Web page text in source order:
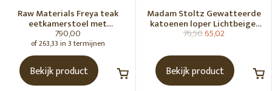
Raw Materials Freya teak
eetkamerstoel met
armleuning - Zwart (set of 2)
790,00
of 263,33 in 3 termijnen
Bekijk product
Madam Stoltz Gewatteerde
katoenen loper Lichtbeige,
gebroken wit, grijs, groen
76,5065,02
Bekijk product